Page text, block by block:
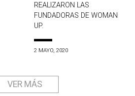
REALIZARON LAS
FUNDADORAS DE WOMAN
UP.
2 MAYO, 2020
VER MÁS